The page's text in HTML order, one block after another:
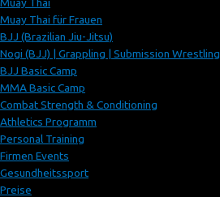
Muay Thai für Frauen
BJJ (Brazilian Jiu-Jitsu)
Nogi (BJJ) | Grappling | Submission Wrestling
BJJ Basic Camp
MMA Basic Camp
Combat Strength & Conditioning
Athletics Programm
Personal Training
Firmen Events
Gesundheitssport
Preise